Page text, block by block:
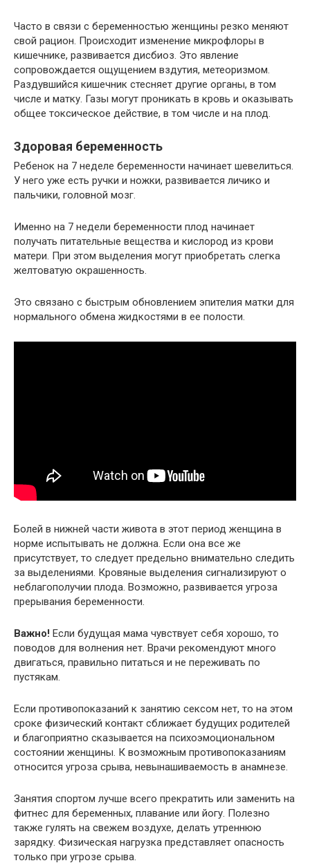
Часто в связи с беременностью женщины резко меняют
свой рацион. Происходит изменение микрофлоры в
кишечнике, развивается дисбиоз. Это явление
сопровождается ощущением вздутия, метеоризмом.
Раздувшийся кишечник стесняет другие органы, в том
числе и матку. Газы могут проникать в кровь и оказывать
общее токсическое действие, в том числе и на плод.
Здоровая беременность
Ребенок на 7 неделе беременности начинает шевелиться.
У него уже есть ручки и ножки, развивается личико и
пальчики, головной мозг.
Именно на 7 недели беременности плод начинает
получать питательные вещества и кислород из крови
матери. При этом выделения могут приобретать слегка
желтоватую окрашенность.
Это связано с быстрым обновлением эпителия матки для
нормального обмена жидкостями в ее полости.
Болей в нижней части живота в этот период женщина в
норме испытывать не должна. Если она все же
присутствует, то следует предельно внимательно следить
за выделениями. Кровяные выделения сигнализируют о
неблагополучии плода. Возможно, развивается угроза
прерывания беременности.
Важно! Если будущая мама чувствует себя хорошо, то
поводов для волнения нет. Врачи рекомендуют много
двигаться, правильно питаться и не переживать по
пустякам.
Если противопоказаний к занятию сексом нет, то на этом
сроке физический контакт сближает будущих родителей
и благоприятно сказывается на психоэмоциональном
состоянии женщины. К возможным противопоказаниям
относится угроза срыва, невынашиваемость в анамнезе.
Занятия спортом лучше всего прекратить или заменить на
фитнес для беременных, плавание или йогу. Полезно
также гулять на свежем воздухе, делать утреннюю
зарядку. Физическая нагрузка представляет опасность
только при угрозе срыва.